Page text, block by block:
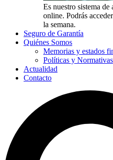
Es nuestro sistema
online. Podrás
la semana.
Seguro de Garantía
Quiénes Somos
Memorias y estados
Políticas y Normativas
Actualidad
Contacto